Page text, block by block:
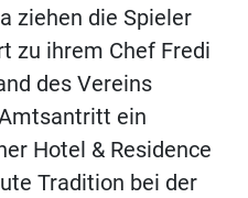
ziehen die Spieler
zu ihrem Chef Fredi
des Vereins
ein
Hotel & Residence
Tradition bei der